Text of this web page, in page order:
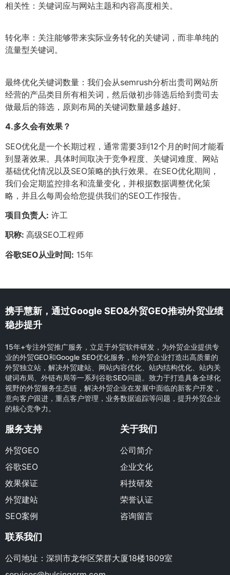
相关性：关键词应与网站主题和内容高度相关。
转化率：关注能够带来实际业务转化的关键词，而非单纯的
流量型关键词。
最终优化关键词数量：我们会从semrush分析出贵司网站所
经营的产品类目所有相关词，然后做初步筛选后给到贵司去
做最后的筛选，原则布局的关键词数量越多越好。
4.多久会有效果？
SEO优化是一个长期过程，通常需要3到12个月的时间才能看
到显著效果。具体时间取决于竞争程度、关键词难度、网站
基础优化情况以及SEO策略的执行效果。在SEO优化期间，
我们会定期监控排名和流量变化，并根据数据调整优化策
略，并且么每周会给您提供我们的SEO工作报告。
项目负责人: 许工
职称: 高级SEO工程师
谷歌SEO从业时间: 15年
携手慧新，通过Google SEO&外贸GEO推动外贸业绩
稳步提升
15年+专注外贸推广服务，立足于外贸软件研发，为外贸企业提供专
业的外贸GEO和Google SEO优化服务，给外贸企业打造出高质量的
外贸独立站，解决外贸建站、网站内容优化、站内结构优化、站内关
键词布局、外链布局等一系列谷歌SEO问题。致力于打造具备全球化
视野的外贸服务生态链，解决外贸企业在发展中面临的新客户开发，
意向客户跟进，重点客户管理，业务数据追踪等问题，提升外贸企业
的核心竞争力。
服务支持
外贸GEO
谷歌SEO
效果保证
外贸建站
SEO案例
关于我们
公司简介
企业文化
科技研发
荣誉认证
咨询留言
联系我们
公司地址：深圳市龙华区荣群大厦18楼1809室